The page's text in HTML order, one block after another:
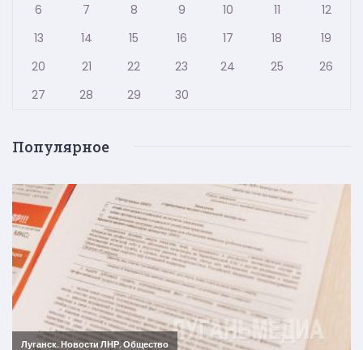
6
7 8 9 10 11
12
13
14 15 16 17 18
19
20
21 22 23 24 25
26
27
28 29 30
Популярное